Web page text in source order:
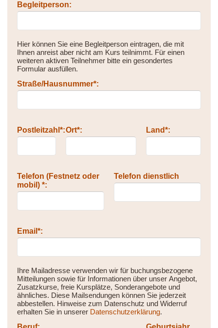
Begleitperson:
Hier können Sie eine Begleitperson eintragen, die mit
Ihnen anreist aber nicht am Kurs teilnimmt. Für einen
weiteren aktiven Teilnehmer bitte ein gesondertes
Formular ausfüllen.
Straße/Hausnummer*:
Postleitzahl*:Ort*: Land*:
Telefon (Festnetz oder
mobil) *:
Telefon dienstlich
Email*:
Ihre Mailadresse verwenden wir für buchungsbezogene
Mitteilungen sowie für Informationen über unser Angebot,
Zusatzkurse, freie Kursplätze, Sonderangebote und
ähnliches. Diese Mailsendungen können Sie jederzeit
abbestellen. Hinweise zum Datenschutz und Widerruf
erhalten Sie in unserer Datenschutzerklärung.